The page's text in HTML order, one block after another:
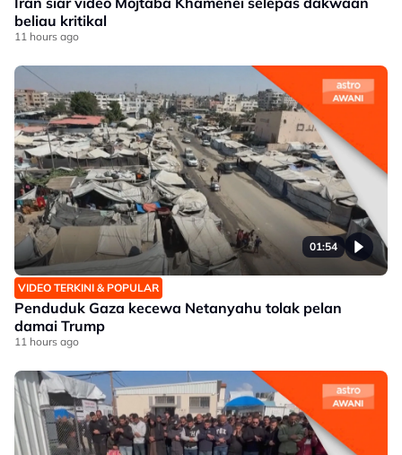
beliau kritikal
11 hours ago
01:54
VIDEO TERKINI & POPULAR
Penduduk Gaza kecewa Netanyahu tolak pelan
damai Trump
11 hours ago